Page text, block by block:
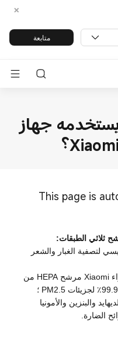
متابعة
يستخدمه جهاز
This page is
لتصفية الغبار والشعر
2. HEPA Filter: يستخدم جهاز تنقية الهواء Xiaomi مرشح HEPA من
والبنزين والأمونيا
الضارة.